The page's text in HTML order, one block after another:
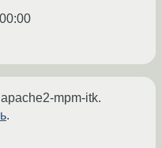
mpm-itk.
.